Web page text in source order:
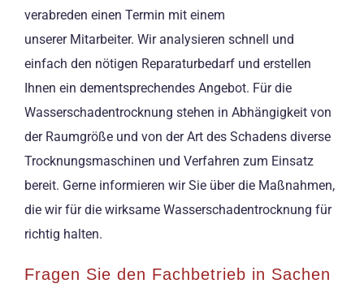
verabreden einen Termin mit einem
unserer Mitarbeiter. Wir analysieren schnell und
einfach den nötigen Reparaturbedarf und erstellen
Ihnen ein dementsprechendes Angebot. Für die
Wasserschadentrocknung stehen in Abhängigkeit von
der Raumgröße und von der Art des Schadens diverse
Trocknungsmaschinen und Verfahren zum Einsatz
bereit. Gerne informieren wir Sie über die Maßnahmen,
die wir für die wirksame Wasserschadentrocknung für
richtig halten.
Fragen Sie den Fachbetrieb in Sachen